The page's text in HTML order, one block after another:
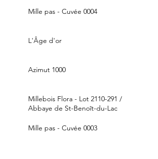
Mille pas - Cuvée 0004
L'Âge d'or
Azimut 1000
Millebois Flora - Lot 2110-291 /
Abbaye de St-Benoît-du-Lac
Mille pas - Cuvée 0003